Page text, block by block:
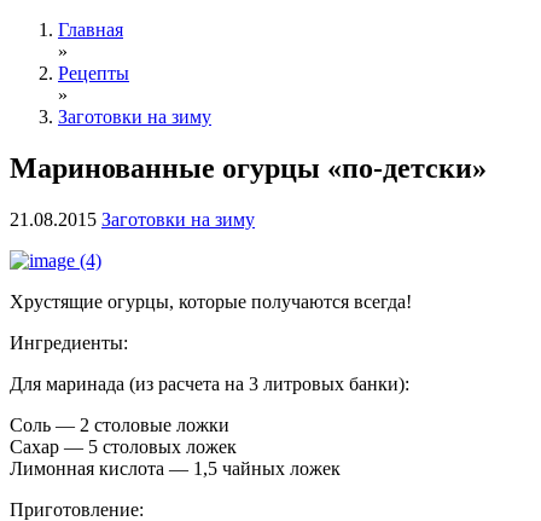
Главная
»
Рецепты
»
Заготовки на зиму
Маринованные огурцы «по-детски»
21.08.2015 Заготовки на зиму
Хрустящие огурцы, которые получаются всегда!
Ингредиенты:
Для маринада (из расчета на 3 литровых банки):
Соль — 2 столовые ложки
Сахар — 5 столовых ложек
Лимонная кислота — 1,5 чайных ложек
Приготовление: